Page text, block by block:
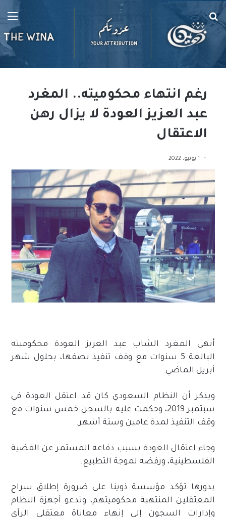
بحث
عن
رغم انتهاء محكوميته.. المغرد
عبد العزيز العودة لا يزال رهن
الاعتقال
1 يونيو، 2022
أنهى المغرد الشاب عبد العزيز العودة محكوميته
البالغة 5 سنوات مع وقف تنفيذ نصفها، بحلول شهر
أبريل الماضي.
ويذكر أن النظام السعودي كان قد اعتقل العودة في
سبتمبر 2019، وحكمت عليه بالسجن خمس سنوات مع
وقف التنفيذ لمدة عامين وستة أشهر.
وجاء اعتقال العودة بسبب دفاعه المستمر عن القضية
الفلسطينية، ورفضه لموجة التطبيع.
بدورها تؤكد مؤسسة ذوينا على ضرورة إطلاق سراح
المعتقلين المنتهية محكوميتهم، وتدعو أجهزة النظام
وإدارات السجون إلى إنهاء معاناة معتقلي الرأي